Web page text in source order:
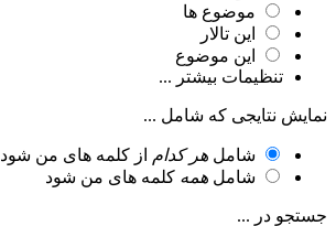
موضوع ها
این تالار
این موضوع
تنظیمات بیشتر ...
نمایش نتایجی که شامل ...
شامل هر کدام از کلمه های من شود
شامل همه کلمه های من شود
جستجو در ...